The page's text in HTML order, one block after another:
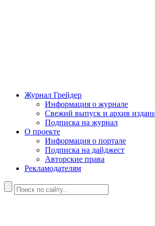
Журнал Грейдер
Информация о журнале
Свежий выпуск и архив
Подписка на журнал
О проекте
Информация о портале
Подписка на дайджест
Авторские права
Рекламодателям